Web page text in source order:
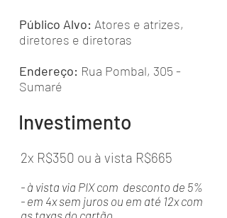
Público Alvo: Atores e atrizes,
diretores e diretoras
Endereço: Rua Pombal, 305 -
Sumaré
Investimento
2x R$350 ou à vista R$665
- à vista via PIX com desconto de 5%
- em 4x sem juros ou em até 12x com
as taxas do cartão